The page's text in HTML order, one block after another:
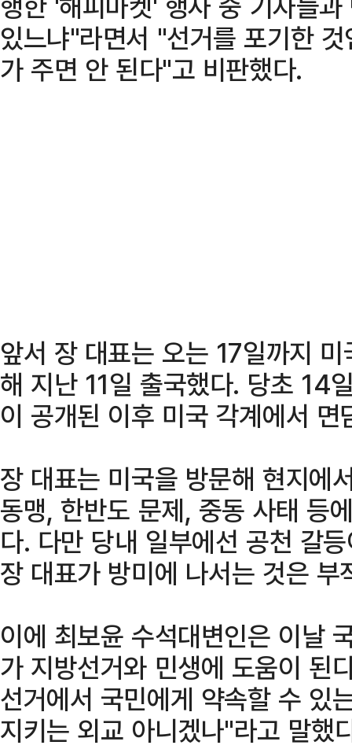
있느냐"라면서 "선거를 포기한
가 주면 안 된다"고 비판했다.
앞서 장 대표는 오는 17일까지
해 지난 11일 출국했다. 당초 14
이 공개된 이후 미국 각계에서
장 대표는 미국을 방문해 현지에
동맹, 한반도 문제, 중동 사태 등
다. 다만 당내 일부에선 공천 갈
장 대표가 방미에 나서는 것은
이에 최보윤 수석대변인은 이날
가 지방선거와 민생에 도움이 된
선거에서 국민에게 약속할 수 있
지키는 외교 아니겠나"라고 말했